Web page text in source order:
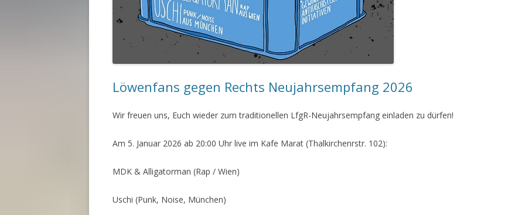
Löwenfans gegen Rechts Neujahrsempfang 2026
Wir freuen uns, Euch wieder zum traditionellen LfgR-Neujahrsempfang einladen zu dürfen!
Am 5. Januar 2026 ab 20:00 Uhr live im Kafe Marat (Thalkirchenrstr. 102):
MDK & Alligatorman (Rap / Wien)
Uschi (Punk, Noise, München)